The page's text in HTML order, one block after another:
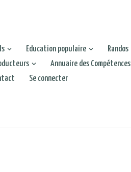
Education populaire
Randos
Annuaire des Compétences
Se connecter